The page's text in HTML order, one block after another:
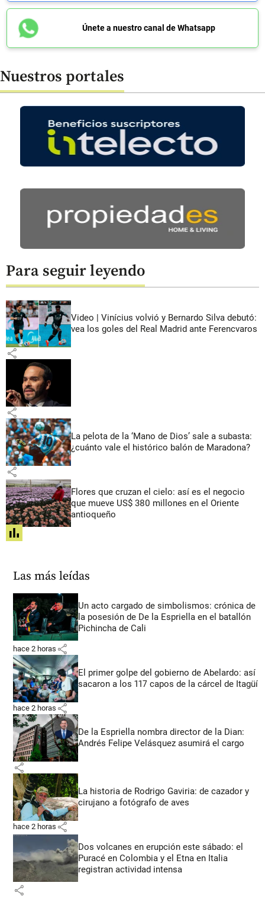
Únete a nuestro canal de Whatsapp
Nuestros portales
Para seguir leyendo
Video | Vinícius volvió y Bernardo Silva debutó:
vea los goles del Real Madrid ante Ferencvaros
share
share
La pelota de la ‘Mano de Dios’ sale a subasta:
¿cuánto vale el histórico balón de Maradona?
share
Flores que cruzan el cielo: así es el negocio
que mueve US$ 380 millones en el Oriente
antioqueño
share
Las más leídas
Un acto cargado de simbolismos: crónica de
la posesión de De la Espriella en el batallón
Pichincha de Cali
hace 2 horas share
El primer golpe del gobierno de Abelardo: así
sacaron a los 117 capos de la cárcel de Itagüí
hace 2 horas share
De la Espriella nombra director de la Dian:
Andrés Felipe Velásquez asumirá el cargo
share
La historia de Rodrigo Gaviria: de cazador y
cirujano a fotógrafo de aves
hace 2 horas share
Dos volcanes en erupción este sábado: el
Puracé en Colombia y el Etna en Italia
registran actividad intensa
share